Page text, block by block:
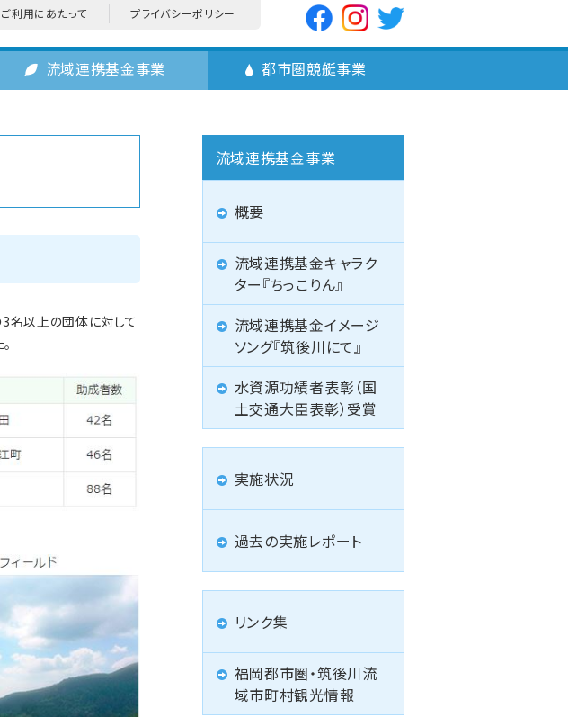
ご利用にあたって プライバシーポリシー
流域連携基金事業 都市圏競艇事業
名以上の団体に対して
流域連携基金事業
概要
流域連携基金キャラク
ター『ちっこりん』
流域連携基金イメージ
ソング『筑後川にて』
水資源功績者表彰（国
土交通大臣表彰）受賞
実施状況
過去の実施レポート
リンク集
福岡都市圏・筑後川流
域市町村観光情報